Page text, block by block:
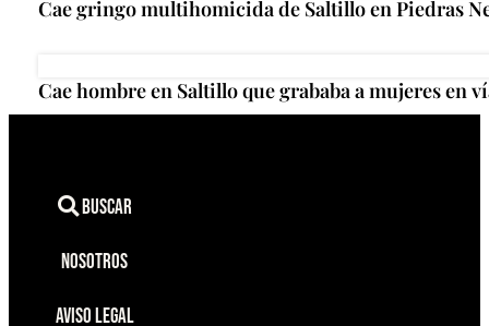
Cae gringo multihomicida de Saltillo en Piedras
Cae hombre en Saltillo que grababa a mujeres en
Buscar
Nosotros
Aviso Legal